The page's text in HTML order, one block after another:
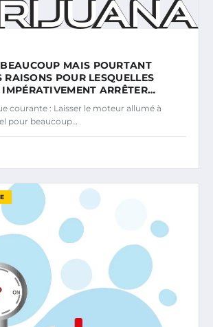
MAIS POURTANT
RAISONS POUR LESQUELLES
ARRÊTER…
courante : Laisser le moteur allumé à
pour beaucoup…